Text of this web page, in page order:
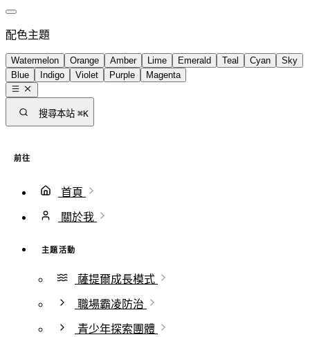
配色主題
Watermelon Orange Amber Lime Emerald Teal Cyan
Sky
Blue
Indigo Violet Purple Magenta
搜尋本站 ⌘K
前往
首頁
關於我
主題活動
薩提爾成長模式
職場霸凌防治
青少年探索團體